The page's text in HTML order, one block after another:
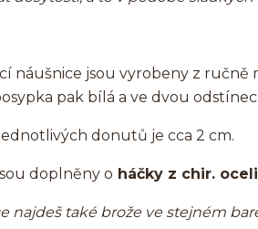
náušnice jsou vyrobeny z ručně
pak bílá a ve dvou
donutů je cca 2 cm.
doplněny o háčky z chir.
najdeš také brože ve stejném